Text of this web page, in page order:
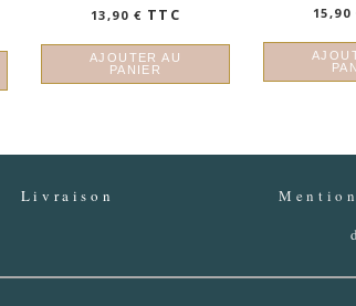
13,90 € TTC
AJOUTER AU
PANIER
15,90
Livraison